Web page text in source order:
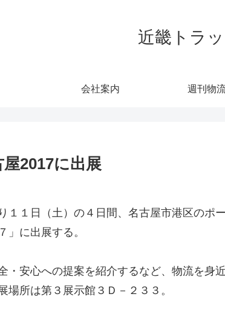
近畿トラ
会社案内 週刊物
2017に出展
１１日（土）の４日間、名古屋市港区のポ
」に出展する。
・安心への提案を紹介するなど、物流を身
場所は第３展示館３Ｄ－２３３。